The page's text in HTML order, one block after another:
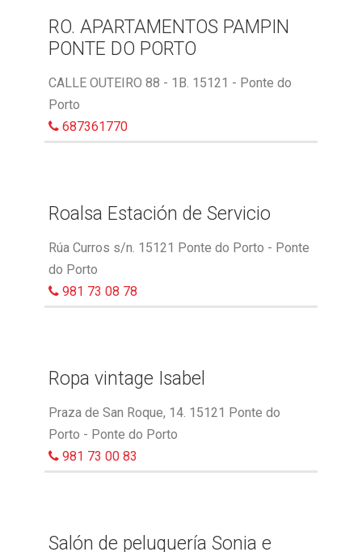
RO. APARTAMENTOS PAMPIN
PONTE DO PORTO
CALLE OUTEIRO 88 - 1B. 15121 - Ponte do
Porto
687361770
Roalsa Estación de Servicio
Rúa Curros s/n. 15121 Ponte do Porto - Ponte
do Porto
981 73 08 78
Ropa vintage Isabel
Praza de San Roque, 14. 15121 Ponte do
Porto - Ponte do Porto
981 73 00 83
Salón de peluquería Sonia e